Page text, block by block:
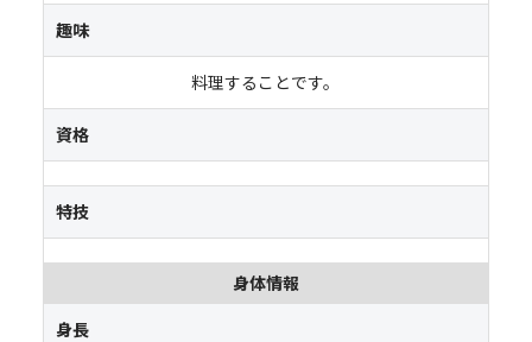
趣味
料理することです。
資格
特技
身体情報
身長